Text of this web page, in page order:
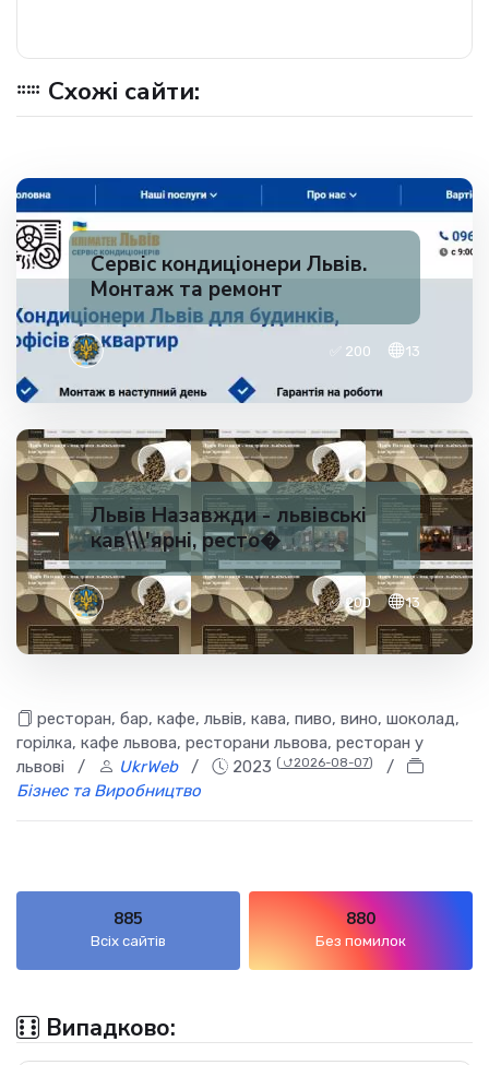
Схожі сайти:
Сервіс кондиціонери Львів.
Монтаж та ремонт
✅ 200 13
Львів Назавжди - львівські
кав\\\'ярні, ресто�
✅ 200 13
ресторан, бар, кафе, львів, кава, пиво, вино, шоколад,
горілка, кафе львова, ресторани львова, ресторан у
львові / UkrWeb/ 2023 ( ⮍2026-08-07)
/
Бізнес та Виробництво
885
Всіх сайтів
880
Без помилок
Випадково: